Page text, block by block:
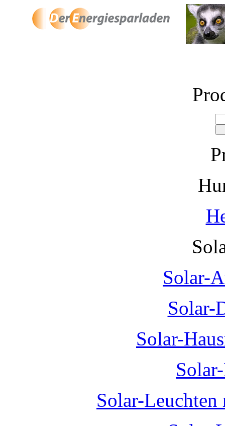
Solar-
Solar-
Solar-
Solar-Leuchten